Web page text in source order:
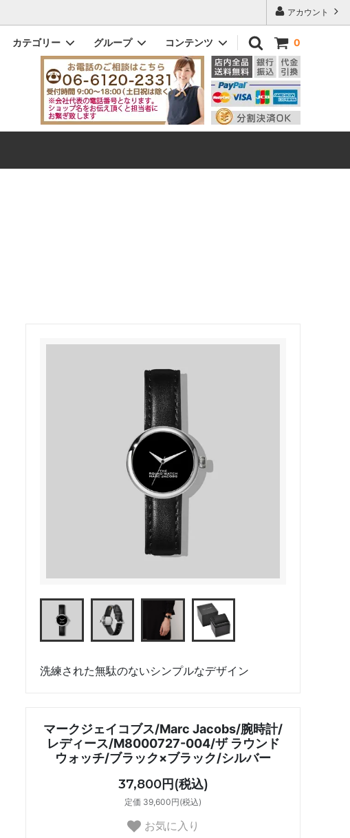
アカウント
0
カテゴリー
ドッティ｜DOTTY
ビック｜VIC
グループ
メンズ
コンテンツ
初めてのお客様へ
Q&A よくある質問
洗練された無駄のないシンプルなデザイン
マークジェイコブス/Marc Jacobs/腕時計/
レディース/M8000727-004/ザ ラウンド
ウォッチ/ブラック×ブラック/シルバー
37,800円(税込)
定価 39,600円(税込)
お気に入り